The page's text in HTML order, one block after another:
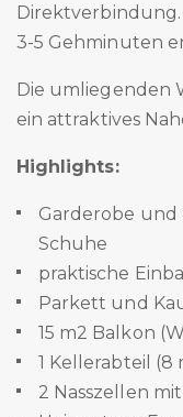
Direktverbindung.
3-5 Gehminuten
Die umliegenden
ein attraktives
Highlights:
Garderobe
Schuhe
praktische
Parkett und
15 m2 Balkon
1 Kellerabteil (8
2 Nasszellen